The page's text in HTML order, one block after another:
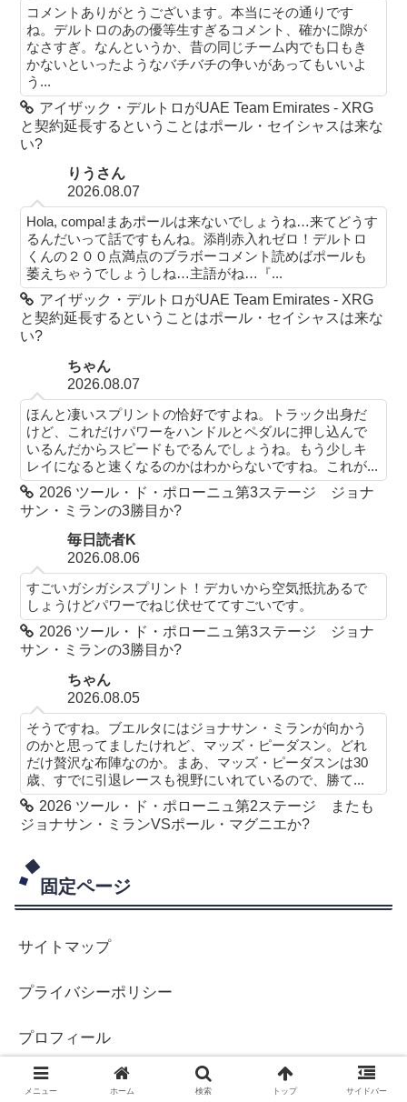
コメントありがとうございます。本当にその通りです
ね。デルトロのあの優等生すぎるコメント、確かに隙が
なさすぎ。なんというか、昔の同じチーム内でも口もき
かないといったようなバチバチの争いがあってもいいよ
う...
アイザック・デルトロがUAE Team Emirates - XRG
と契約延長するということはポール・セイシャスは来な
い?
りうさん
2026.08.07
Hola, compa!まあポールは来ないでしょうね…来てどうす
るんだいって話ですもんね。添削赤入れゼロ！デルトロ
くんの２００点満点のブラボーコメント読めばポールも
萎えちゃうでしょうしね…主語がね…『...
アイザック・デルトロがUAE Team Emirates - XRG
と契約延長するということはポール・セイシャスは来な
い?
ちゃん
2026.08.07
ほんと凄いスプリントの恰好ですよね。トラック出身だ
けど、これだけパワーをハンドルとペダルに押し込んで
いるんだからスピードもでるんでしょうね。もう少しキ
レイになると速くなるのかはわからないですね。これが...
2026 ツール・ド・ポローニュ第3ステージ ジョナ
サン・ミランの3勝目か?
毎日読者K
2026.08.06
すごいガシガシスプリント！デカいから空気抵抗あるで
しょうけどパワーでねじ伏せててすごいです。
2026 ツール・ド・ポローニュ第3ステージ ジョナ
サン・ミランの3勝目か?
ちゃん
2026.08.05
そうですね。ブエルタにはジョナサン・ミランが向かう
のかと思ってましたけれど、マッズ・ピーダスン。どれ
だけ贅沢な布陣なのか。まあ、マッズ・ピーダスンは30
歳、すでに引退レースも視野にいれているので、勝て...
2026 ツール・ド・ポローニュ第2ステージ またも
ジョナサン・ミランVSポール・マグニエか?
固定ページ
サイトマップ
プライバシーポリシー
プロフィール
メニュー ホーム 検索 トップ サイドバー